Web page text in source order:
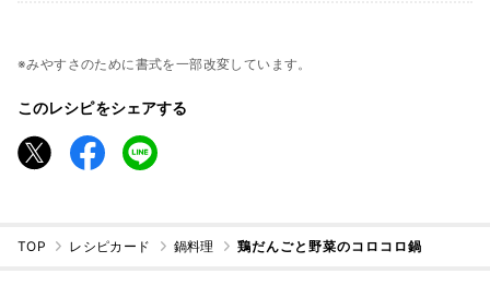
※みやすさのために書式を一部改変しています。
このレシピをシェアする
TOP レシピカード 鍋料理 鶏だんごと野菜のコロコロ鍋